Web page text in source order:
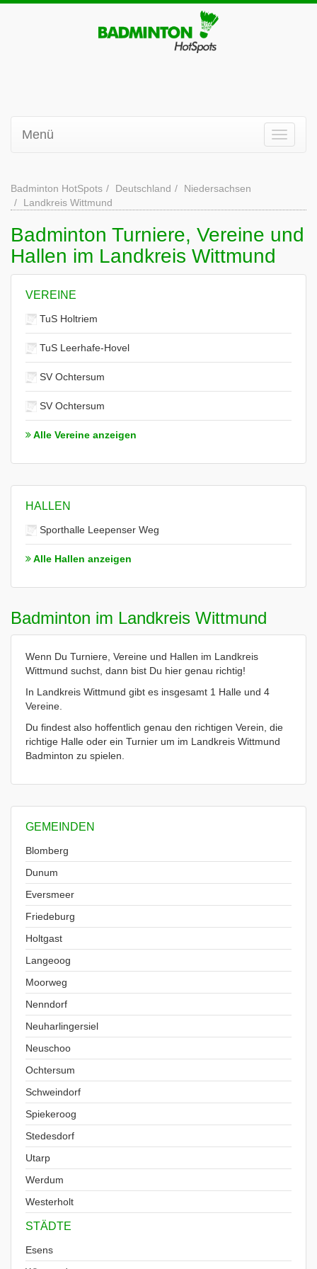
Menü
Badminton HotSpots Deutschland
Niedersachsen
Landkreis Wittmund
Badminton Turniere, Vereine und
Hallen im Landkreis Wittmund
VEREINE
TuS Holtriem
TuS Leerhafe-Hovel
SV Ochtersum
SV Ochtersum
Alle Vereine anzeigen
HALLEN
Sporthalle Leepenser Weg
Alle Hallen anzeigen
Badminton im Landkreis Wittmund
Wenn Du Turniere, Vereine und Hallen im Landkreis
Wittmund suchst, dann bist Du hier genau richtig!
In Landkreis Wittmund gibt es insgesamt 1 Halle und 4
Vereine.
Du findest also hoffentlich genau den richtigen Verein, die
richtige Halle oder ein Turnier um im Landkreis Wittmund
Badminton zu spielen.
GEMEINDEN
Blomberg
Dunum
Eversmeer
Friedeburg
Holtgast
Langeoog
Moorweg
Nenndorf
Neuharlingersiel
Neuschoo
Ochtersum
Schweindorf
Spiekeroog
Stedesdorf
Utarp
Werdum
Westerholt
STÄDTE
Esens